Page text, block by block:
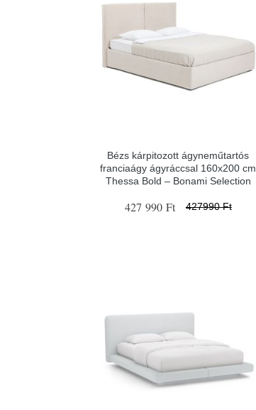
Bézs kárpitozott ágyneműtartós
franciaágy ágyráccsal 160x200 cm
Thessa Bold – Bonami Selection
427 990 Ft 427990 Ft